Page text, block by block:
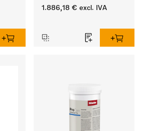
industrial com tempo de
simples.
1.886,18 € excl. IVA